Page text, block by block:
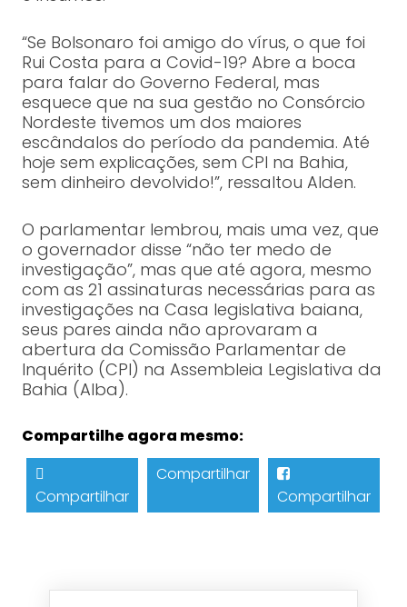
“Se Bolsonaro foi amigo do vírus, o que foi
Rui Costa para a Covid-19? Abre a boca
para falar do Governo Federal, mas
esquece que na sua gestão no Consórcio
Nordeste tivemos um dos maiores
escândalos do período da pandemia. Até
hoje sem explicações, sem CPI na Bahia,
sem dinheiro devolvido!”, ressaltou Alden.
O parlamentar lembrou, mais uma vez, que
o governador disse “não ter medo de
investigação”, mas que até agora, mesmo
com as 21 assinaturas necessárias para as
investigações na Casa legislativa baiana,
seus pares ainda não aprovaram a
abertura da Comissão Parlamentar de
Inquérito (CPI) na Assembleia Legislativa da
Bahia (Alba).
Compartilhe agora mesmo:
Compartilhar
Compartilhar
Compartilhar